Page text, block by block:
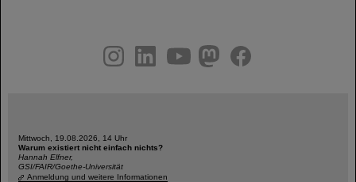
youtubehelmholtz.socialfacebook
Mittwoch, 19.08.2026, 14 Uhr
Warum existiert nicht einfach nichts?
Hannah Elfner,
GSI/FAIR/Goethe-Universität
Anmeldung und weitere Informationen